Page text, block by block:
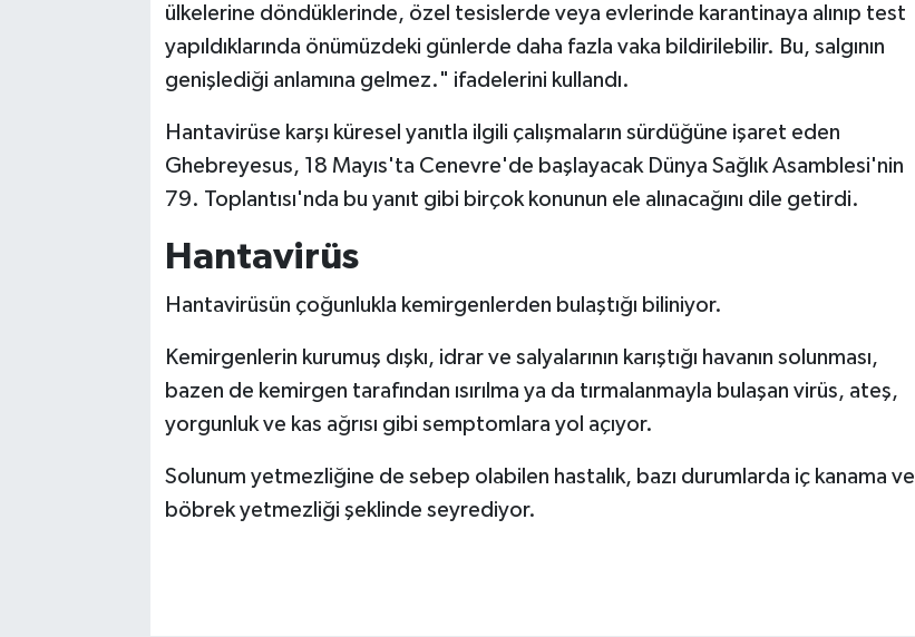
ülkelerine döndüklerinde, özel tesislerde veya evlerinde karantinaya alınıp test
yapıldıklarında önümüzdeki günlerde daha fazla vaka bildirilebilir. Bu, salgının
genişlediği anlamına gelmez." ifadelerini kullandı.
Hantavirüse karşı küresel yanıtla ilgili çalışmaların sürdüğüne işaret eden
Ghebreyesus, 18 Mayıs'ta Cenevre'de başlayacak Dünya Sağlık Asamblesi'nin
79. Toplantısı'nda bu yanıt gibi birçok konunun ele alınacağını dile getirdi.
Hantavirüs
Hantavirüsün çoğunlukla kemirgenlerden bulaştığı biliniyor.
Kemirgenlerin kurumuş dışkı, idrar ve salyalarının karıştığı havanın solunması,
bazen de kemirgen tarafından ısırılma ya da tırmalanmayla bulaşan virüs, ateş,
yorgunluk ve kas ağrısı gibi semptomlara yol açıyor.
Solunum yetmezliğine de sebep olabilen hastalık, bazı durumlarda iç kanama ve
böbrek yetmezliği şeklinde seyrediyor.